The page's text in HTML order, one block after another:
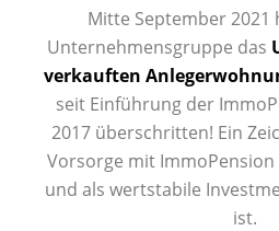
Mitte September 2021
Unternehmensgruppe das
verkauften
seit Einführung der
2017 überschritten! Ein
Vorsorge mit
und als wertstabile
ist.